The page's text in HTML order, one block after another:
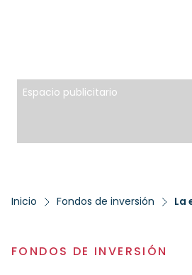
Espacio publicitario
Inicio Fondos de inversión
FONDOS DE INVERSIÓN